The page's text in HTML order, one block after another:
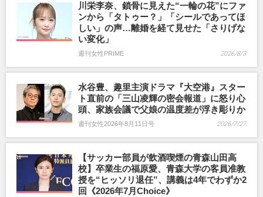
川栄李奈、鎖骨に見えた“一輪の花”にファ
ンから「タトゥー？」「シールであってほ
しい」の声…離婚を経て見せた「さりげな
い変化」
週刊女性PRIME 2026/8/3
水谷豊、趣里主演ドラマ『大空港』スター
ト直前の「三山凌輝の密会報道」に怒り心
頭、家族会議で父娘の温度差が浮き彫りか
週刊女性2026年8月11日号 2026/7/27
【サッカー部員が飲酒喫煙の青森山田高
校】卒業生の福原愛、青森大学の客員准教
授を“ヒッソリ退任”、講義は4年でわずか2
回《2026年7月Choice》